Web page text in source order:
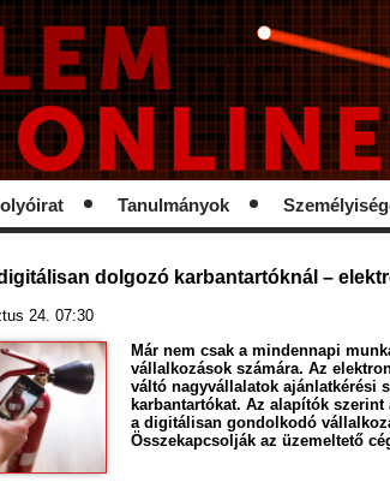
Tanulmányok
dolgozó karbantartóknál –
24. 07:30
Már nem csak a mindennapi
vállalkozások számára. Az
váltó nagyvállalatok ajánlatkérési
karbantartókat. Az alapítók
a digitálisan gondolkodó
Összekapcsolják az üzemeltető